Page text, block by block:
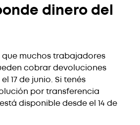
dinero del
muchos trabajadores
cobrar devoluciones
17 de junio. Si tenés
por transferencia
disponible desde el 14 de